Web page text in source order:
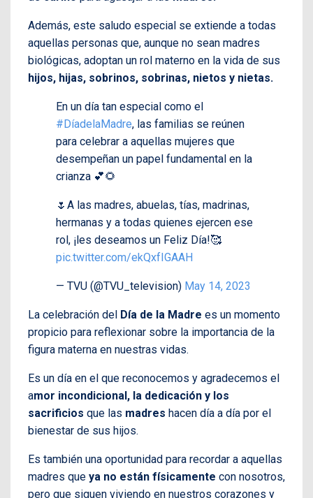
Además, este saludo especial se extiende a todas
aquellas personas que, aunque no sean madres
biológicas, adoptan un rol materno en la vida de sus
hijos, hijas, sobrinos, sobrinas, nietos y nietas.
En un día tan especial como el
#DíadelaMadre, las familias se reúnen
para celebrar a aquellas mujeres que
desempeñan un papel fundamental en la
crianza 💕🌻
🌷A las madres, abuelas, tías, madrinas,
hermanas y a todas quienes ejercen ese
rol, ¡les deseamos un Feliz Día!🥰
pic.twitter.com/ekQxfIGAAH
— TVU (@TVU_television) May 14, 2023
La celebración del Día de la Madre es un momento
propicio para reflexionar sobre la importancia de la
figura materna en nuestras vidas.
Es un día en el que reconocemos y agradecemos el
amor incondicional, la dedicación y los
sacrificios que las madres hacen día a día por el
bienestar de sus hijos.
Es también una oportunidad para recordar a aquellas
madres que ya no están físicamente con nosotros,
pero que siguen viviendo en nuestros corazones y